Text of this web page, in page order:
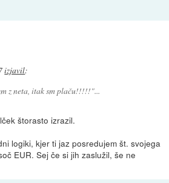
izjavil:
z neta, itak sm plaču!!!!!"...
štorasto izrazil.
logiki, kjer ti jaz posredujem št. svojega
EUR. Sej če si jih zaslužil, še ne